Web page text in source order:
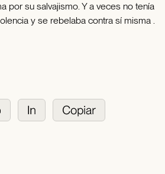
por su salvajismo. Y a veces no tenía
y se rebelaba contra sí misma .